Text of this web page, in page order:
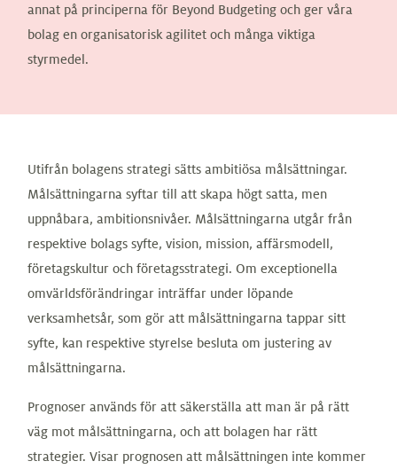
annat på principerna för Beyond Budgeting och ger våra
bolag en organisatorisk agilitet och många viktiga
styrmedel.
Utifrån bolagens strategi sätts ambitiösa målsättningar.
Målsättningarna syftar till att skapa högt satta, men
uppnåbara, ambitionsnivåer. Målsättningarna utgår från
respektive bolags syfte, vision, mission, affärsmodell,
företagskultur och företagsstrategi. Om exceptionella
omvärldsförändringar inträffar under löpande
verksamhetsår, som gör att målsättningarna tappar sitt
syfte, kan respektive styrelse besluta om justering av
målsättningarna.
Prognoser används för att säkerställa att man är på rätt
väg mot målsättningarna, och att bolagen har rätt
strategier. Visar prognosen att målsättningen inte kommer